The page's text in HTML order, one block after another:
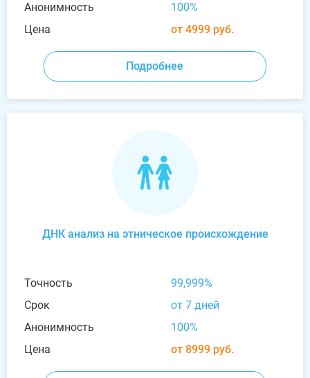
Анонимность
100%
Цена
от 4999 руб.
Подробнее
ДНК анализ на этническое происхождение
Точность
99,999%
Срок
от 7 дней
Анонимность
100%
Цена
от 8999 руб.